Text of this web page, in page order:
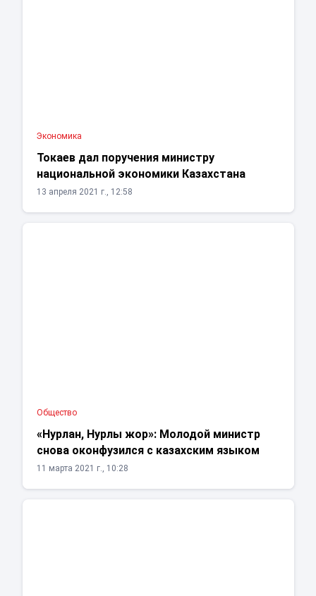
Экономика
Токаев дал поручения министру
национальной экономики Казахстана
13 апреля 2021 г., 12:58
Общество
«Нурлан, Нурлы жор»: Молодой министр
снова оконфузился с казахским языком
11 марта 2021 г., 10:28